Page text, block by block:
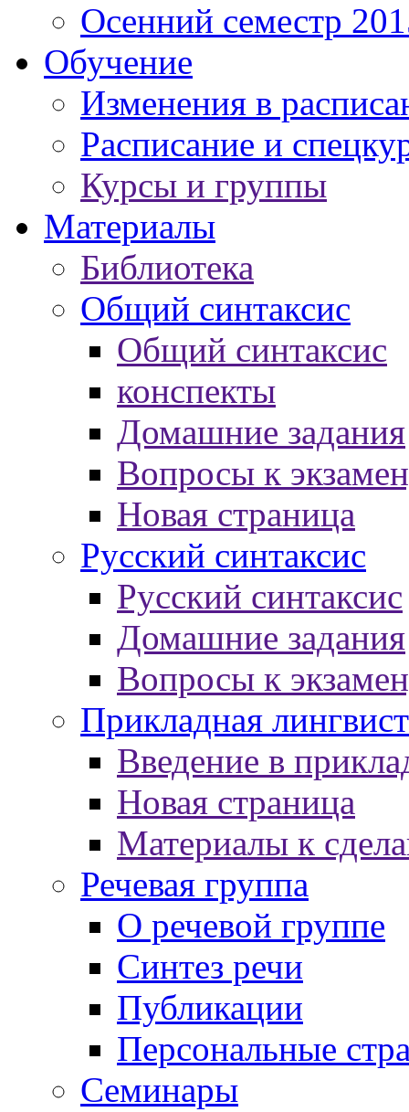
Осенний семестр
Обучение
Изменения в
Расписание и
Курсы и группы
Материалы
Библиотека
Общий синтаксис
Общий синтаксис
конспекты
Домашние задания
Вопросы к
Новая страница
Русский синтаксис
Русский синтаксис
Домашние задания
Вопросы к
Прикладная
Введение в
Новая страница
Материалы к
Речевая группа
О речевой группе
Синтез речи
Публикации
Персональные
Семинары